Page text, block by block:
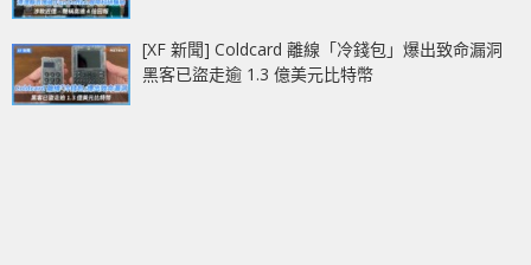
[XF 新聞] Coldcard 離線「冷錢包」爆出致命漏洞
黑客已盜走逾 1.3 億美元比特幣